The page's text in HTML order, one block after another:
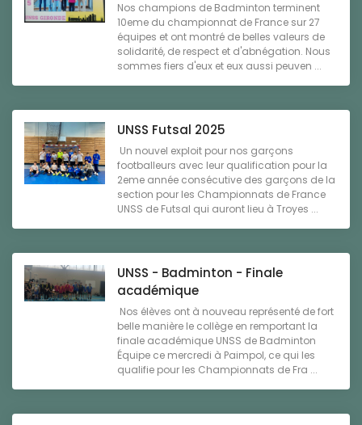
Nos champions de Badminton terminent
10eme du championnat de France sur 27
équipes et ont montré de belles valeurs de
solidarité, de respect et d'abnégation. Nous
sommes fiers d'eux et eux aussi peuven ...
UNSS Futsal 2025
Un nouvel exploit pour nos garçons
footballeurs avec leur qualification pour la
2eme année consécutive des garçons de la
section pour les Championnats de France
UNSS de Futsal qui auront lieu à Troyes ...
UNSS - Badminton - Finale
académique
Nos élèves ont à nouveau représenté de fort
belle manière le collège en remportant la
finale académique UNSS de Badminton
Équipe ce mercredi à Paimpol, ce qui les
qualifie pour les Championnats de Fra ...